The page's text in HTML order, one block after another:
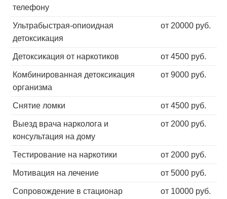
телефону
Ультрабыстрая-опиоидная
детоксикация
от 20000 руб.
Детоксикация от наркотиков от 4500 руб.
Комбинированная детоксикация
организма
от 9000 руб.
Снятие ломки от 4500 руб.
Выезд врача нарколога и
консультация на дому
от 2000 руб.
Тестирование на наркотики от 2000 руб.
Мотивация на лечение от 5000 руб.
Сопровождение в стационар
от 10000 руб.